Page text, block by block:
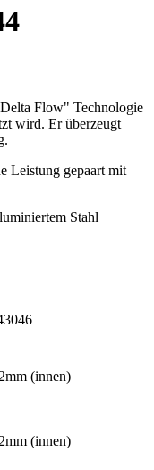
Flow" Technologie
wird. Er überzeugt
Leistung gepaart mit
Stahl
(innen)
(innen)